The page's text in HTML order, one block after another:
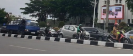
lebih
murah
dari
Koran
maupun